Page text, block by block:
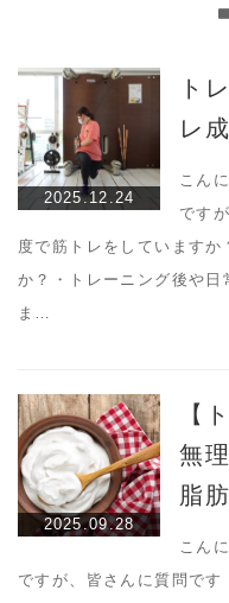
2025.12.24
ト
レ
こん
です
度で筋トレをしています
か？・トレーニング後や
ま…
2025.09.28
【
無
脂
こん
ですが、皆さんに質問です